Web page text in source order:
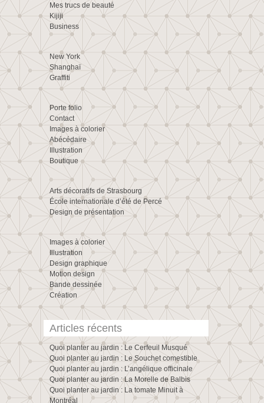
Mes trucs de beauté
Kijiji
Business
New York
Shanghaï
Graffiti
Porte folio
Contact
Images à colorier
Abécédaire
Illustration
Boutique
Arts décoratifs de Strasbourg
École internationale d’été de Percé
Design de présentation
Images à colorier
Illustration
Design graphique
Motion design
Bande dessinée
Création
Articles récents
Quoi planter au jardin : Le Cerfeuil Musqué
Quoi planter au jardin : Le Souchet comestible
Quoi planter au jardin : L’angélique officinale
Quoi planter au jardin : La Morelle de Balbis
Quoi planter au jardin : La tomate Minuit à
Montréal